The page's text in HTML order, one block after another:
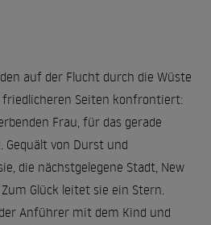
auf der Flucht durch die Wüste
Seiten konfrontiert:
Frau, für das gerade
Gequält von Durst und
die nächstgelegene Stadt, New
Glück leitet sie ein Stern.
Anführer mit dem Kind und